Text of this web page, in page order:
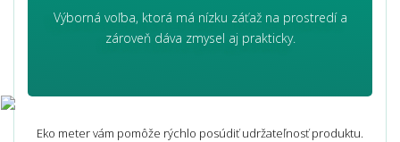
Výborná voľba, ktorá má nízku záťaž na prostredí a
zároveň dáva zmysel aj prakticky.
Eko meter vám pomôže rýchlo posúdiť udržateľnosť produktu.